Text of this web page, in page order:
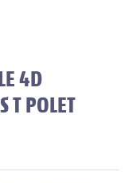
4D
T POLET